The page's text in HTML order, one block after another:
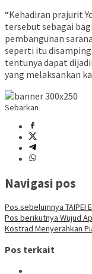
“Kehadiran prajurit
tersebut sebagai
pembangunan
seperti itu
tentunya dapat
yang melaksankan
Sebarkan
Navigasi pos
Pos sebelumnya TAIPEI
Pos berikutnya Wujud
Kostrad Menyerahkan
Pos terkait